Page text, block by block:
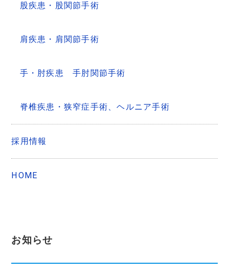
股疾患・股関節手術
肩疾患・肩関節手術
手・肘疾患 手肘関節手術
脊椎疾患・狭窄症手術、ヘルニア手術
採用情報
HOME
お知らせ